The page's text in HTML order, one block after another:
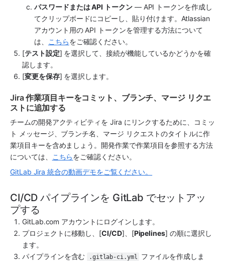
パスワードまたは API トークン — API トークンを作成し
てクリップボードにコピーし、貼り付けます。Atlassian
アカウント用の API トークンを管理する方法について
は、
こちらをご確認ください。
[テスト設定] を選択して、接続が機能しているかどうかを確
認します。
[変更を保存] を選択します。
Jira 作業項目キーをコミット、ブランチ、マージ リクエ
ストに追加する
チームの開発アクティビティを Jira にリンクするために、コミッ
ト メッセージ、ブランチ名、マージ リクエストのタイトルに作
業項目キーを含めましょう。開発作業で作業項目を参照する方法
については、
こちらをご確認ください。
GitLab Jira 統合の動画デモをご覧ください。
CI/CD パイプラインを GitLab でセットアッ
プする
GitLab.com アカウントにログインします。
プロジェクトに移動し、[CI/CD]、[Pipelines] の順に選択し
ます。
パイプラインを含む
.gitlab-ci.yml
ファイルを作成しま